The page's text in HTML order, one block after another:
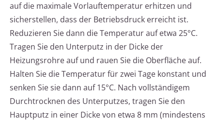
auf die maximale Vorlauftemperatur erhitzen und
sicherstellen, dass der Betriebsdruck erreicht ist.
Reduzieren Sie dann die Temperatur auf etwa 25°C.
Tragen Sie den Unterputz in der Dicke der
Heizungsrohre auf und rauen Sie die Oberfläche auf.
Halten Sie die Temperatur für zwei Tage konstant und
senken Sie sie dann auf 15°C. Nach vollständigem
Durchtrocknen des Unterputzes, tragen Sie den
Hauptputz in einer Dicke von etwa 8 mm (mindestens